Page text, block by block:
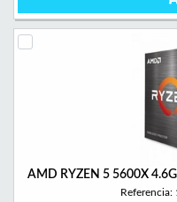
AMD RYZEN 5 5600X